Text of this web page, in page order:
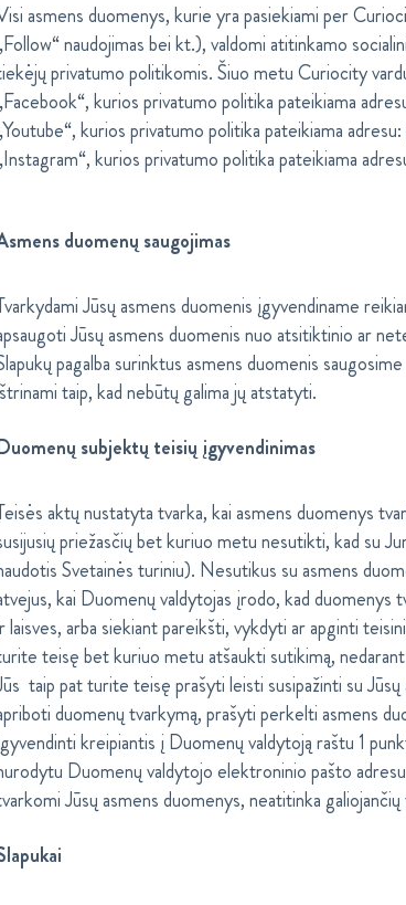
asmens duomenys, kurie yra pasiekiami per
naudojimas bei kt.), valdomi atitinkamo
privatumo politikomis. Šiuo metu Curiocity
kurios privatumo politika pateikiama
kurios privatumo politika pateikiama adresu:
kurios privatumo politika pateikiama
duomenų saugojimas
Jūsų asmens duomenis įgyvendiname
Jūsų asmens duomenis nuo atsitiktinio ar
pagalba surinktus asmens duomenis
taip, kad nebūtų galima jų atstatyti.
subjektų teisių įgyvendinimas
aktų nustatyta tvarka, kai asmens duomenys
priežasčių bet kuriuo metu nesutikti, kad su
Svetainės turiniu). Nesutikus su asmens
kai Duomenų valdytojas įrodo, kad
laisves, arba siekiant pareikšti, vykdyti ar apginti
teisę bet kuriuo metu atšaukti sutikimą,
taip pat turite teisę prašyti leisti susipažinti su
duomenų tvarkymą, prašyti perkelti asmens
kreipiantis į Duomenų valdytoją raštu 1
Duomenų valdytojo elektroninio pašto
Jūsų asmens duomenys, neatitinka